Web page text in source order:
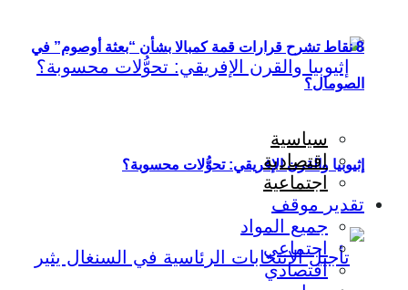
إثيوبيا والقرن الإفريقي: تحوُّلات محسوبة؟
8 نقاط تشرح قرارات قمة كمبالا بشأن “بعثة أوصوم” في
الصومال؟
سياسية
اقتصادية
اجتماعية
تقدير موقف
جميع المواد
اجتماعي
اقتصادي